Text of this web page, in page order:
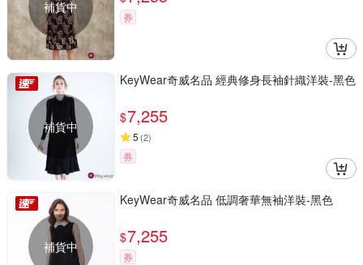
補貨中
券
補貨中
KeyWear奇威名品 經典修身長袖針織洋裝-黑色
$7,255
5 (2)
券
補貨中
KeyWear奇威名品 低調奢華無袖洋裝-黑色
$7,255
券